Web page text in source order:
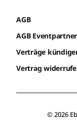
AGB
AGB
Verträge
Vertrag
© 2026